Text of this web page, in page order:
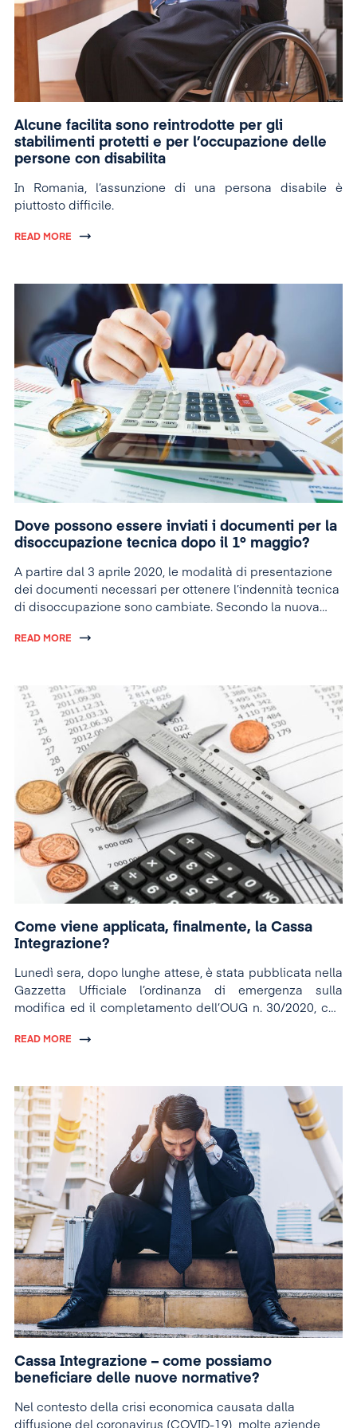
Alcune facilita sono reintrodotte per gli
stabilimenti protetti e per l’occupazione delle
persone con disabilita
In Romania, l’assunzione di una persona disabile è
piuttosto difficile.
READ MORE
Dove possono essere inviati i documenti per la
disoccupazione tecnica dopo il 1º maggio?
A partire dal 3 aprile 2020, le modalità di presentazione
dei documenti necessari per ottenere l’indennità tecnica
di disoccupazione sono cambiate. Secondo la nuova
per aprile (quindi tutte le domande che saranno
rumeno, vale a direhttps://aici.gov.ro/home.
READ MORE
Come viene applicata, finalmente, la Cassa
Integrazione?
Lunedì sera, dopo lunghe attese, è stata pubblicata nella
Gazzetta Ufficiale l’ordinanza di emergenza sulla
modifica ed il completamento dell’OUG n. 30/2020, che
dipendenti durante lo stato di emergenza, in caso di
(c) della legge 53/2003 – Codice del lavoro. In breve,
stiamo parlando del regolamento ordinato che regola la
Cassa Integrazione (chiamata in Romania
“Disoccupazione tecnica”) durante la crisi della SAR-
cov-2.
READ MORE
Cassa Integrazione – come possiamo
beneficiare delle nuove normative?
Nel contesto della crisi economica causata dalla
diffusione del coronavirus (COVID-19), molte aziende